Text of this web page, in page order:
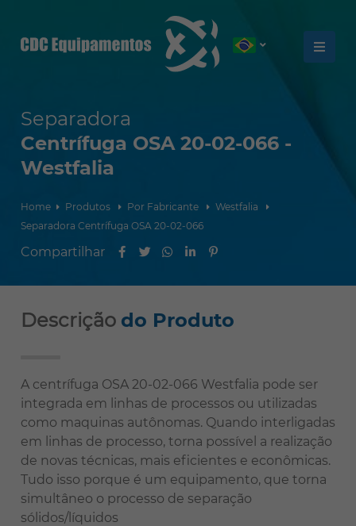
Separadora
Centrífuga OSA 20-02-066 -
Westfalia
Home Produtos Por Fabricante
Westfalia
Separadora Centrífuga OSA 20-02-066
Descrição do Produto
A centrífuga OSA 20-02-066 Westfalia pode ser
integrada em linhas de processos ou utilizadas
como maquinas autônomas. Quando interligadas
em linhas de processo, torna possível a realização
de novas técnicas, mais eficientes e econômicas.
Tudo isso porque é um equipamento, que torna
simultâneo o processo de separação
sólidos/líquidos